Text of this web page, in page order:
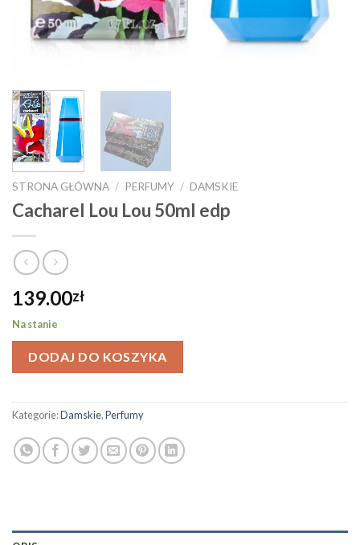
STRONA GŁÓWNA / PERFUMY / DAMSKIE
Cacharel Lou Lou 50ml edp
139.00zł
Na stanie
DODAJ DO KOSZYKA
Kategorie:Damskie,Perfumy